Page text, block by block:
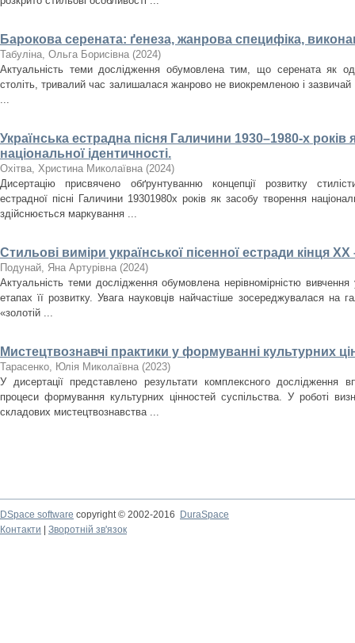
Барокова серената: ґенеза, жанрова специфіка,
Табуліна, Ольга Борисівна (2024)
Актуальність теми дослідження обумовлена тим, що серената як
століть, тривалий час залишалася жанрово не виокремленою і зазвичай
...
Українська естрадна пісня Галичини 1930–1980-­х років
національної ідентичності.
Охітва, Христина Миколаївна (2024)
Дисертацію присвячено обґрунтуванню концепції розвитку
естрадної пісні Галичини 1930­1980­х років як засобу творення
здійснюється маркування ...
Стильові виміри української пісенної естради кінця ХХ
Подунай, Яна Артурівна (2024)
Актуальність теми дослідження обумовлена нерівномірністю вивчення
етапах її розвитку. Увага науковців найчастіше зосереджувалася на
«золотій ...
Мистецтвознавчі практики у формуванні культурних
Тарасенко, Юлія Миколаївна (2023)
У дисертації представлено результати комплексного дослідження
процеси формування культурних цінностей суспільства. У роботі
складових мистецтвознавства ...
DSpace software copyright © 2002-2016
DuraSpace
Контакти
Зворотній зв'язок